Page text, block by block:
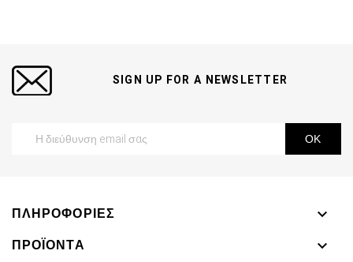
SIGN UP FOR A NEWSLETTER
ΠΛΗΡΟΦΟΡΊΕΣ

ΠΡΟΪΌΝΤΑ
